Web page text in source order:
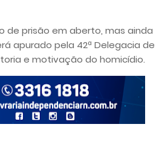
de prisão em aberto, mas ainda
apurado pela 42ª Delegacia de
e motivação do homicídio.